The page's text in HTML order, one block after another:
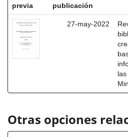
previa
publicación
27-may-2022
Otras opciones